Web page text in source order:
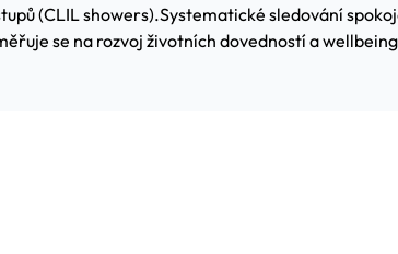
(CLIL showers).Systematické sledování
se na rozvoj životních dovedností a